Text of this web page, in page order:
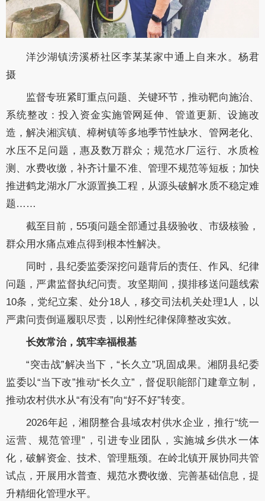
洋沙湖镇涝溪桥社区李某某家中通上自来水。杨君
摄
监督专班紧盯重点问题、关键环节，推动靶向施治、
系统整改：投入资金实施管网延伸、管道更新、设施改
造，解决湘滨镇、樟树镇等多地季节性缺水、管网老化、
水压不足问题，惠及数万群众；规范水厂运行、水质检
测、水费收缴，补齐计量不准、管理不规范等短板；加快
推进鹤龙湖水厂水源置换工程，从源头破解水质不稳定难
题……
截至目前，55项问题全部通过县级验收、市级核验，
群众用水痛点难点得到根本性解决。
同时，县纪委监委深挖问题背后的责任、作风、纪律
问题，严肃监督执纪问责。攻坚期间，摸排移送问题线索
10条，党纪立案、处分18人，移交司法机关处理1人，以
严肃问责倒逼履职尽责，以刚性纪律保障整改实效。
长效常治，筑牢幸福根基
“突击战”解决当下，“长久立”巩固成果。湘阴县纪委
监委以“当下改”推动“长久立”，督促职能部门建章立制，
推动农村供水从“有没有”向“好不好”转变。
2026年起，湘阴整合县域农村供水企业，推行“统一
运营、规范管理”，引进专业团队，实施城乡供水一体
化，破解资金、技术、管理瓶颈。在岭北镇开展协同共管
试点，开展用水普查、规范水费收缴、完善基础信息，提
升精细化管理水平。